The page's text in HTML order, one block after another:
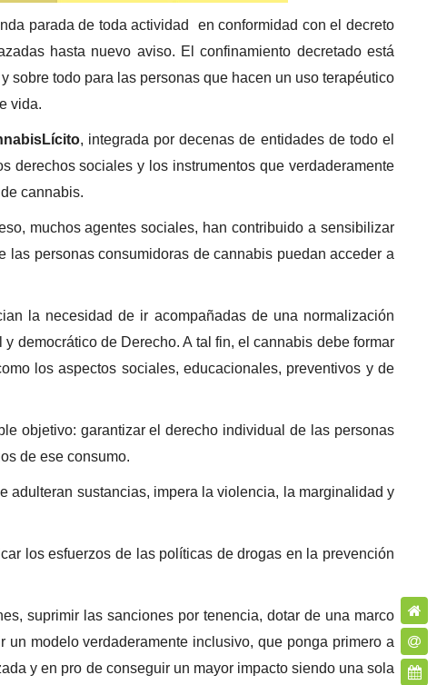
parada de toda actividad en conformidad con el decreto
hasta nuevo aviso. El confinamiento decretado está
sobre todo para las personas que hacen un uso terapéutico
vida.
, integrada por decenas de entidades de todo el
derechos sociales y los instrumentos que verdaderamente
cannabis.
muchos agentes sociales, han contribuido a sensibilizar
personas consumidoras de cannabis puedan acceder a
la necesidad de ir acompañadas de una normalización
democrático de Derecho. A tal fin, el cannabis debe formar
los aspectos sociales, educacionales, preventivos y de
objetivo: garantizar el derecho individual de las personas
de ese consumo.
adulteran sustancias, impera la violencia, la marginalidad y
los esfuerzos de las políticas de drogas en la prevención
suprimir las sanciones por tenencia, dotar de una marco
modelo verdaderamente inclusivo, que ponga primero a
y en pro de conseguir un mayor impacto siendo una sola